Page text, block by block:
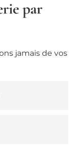
par
jamais de vos